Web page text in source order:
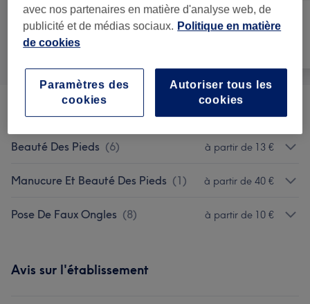
Tout
Manucure (5)
Beauté Des Pieds (6) à partir de 13 €
Manucure Et Beauté Des Pieds (1) à partir de 40 €
Pose De Faux Ongles (8) à partir de 10 €
Avis sur l'établissement
avec nos partenaires en matière d'analyse web, de
publicité et de médias sociaux. Politique en matière
de cookies
Autoriser tous les
cookies
Paramètres des
cookies